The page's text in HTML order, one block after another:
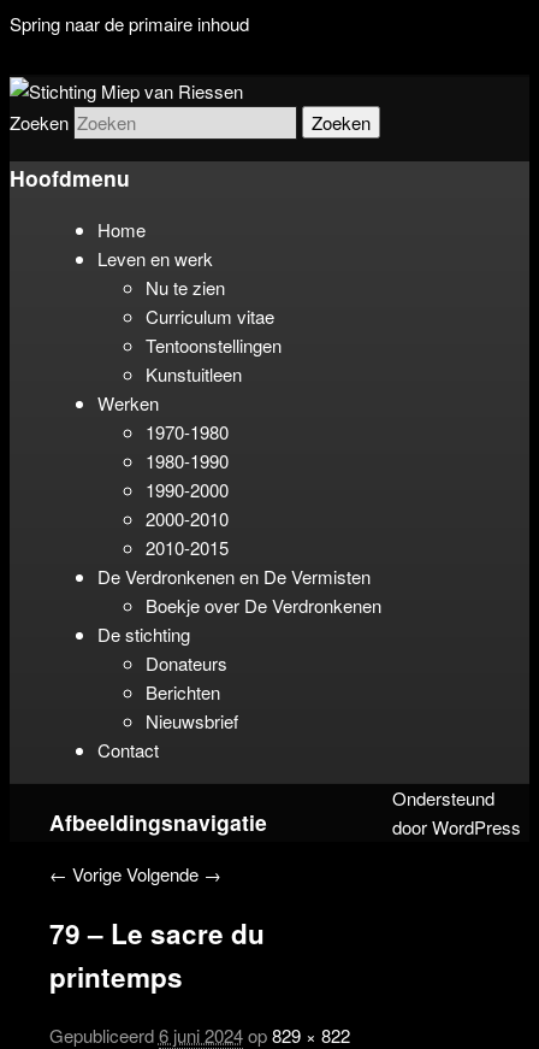
Spring naar de primaire inhoud
Stichting Miep van Riessen
De stichting beheert het werk van
beeldend kunstenaar Miep van
Zoeken
Hoofdmenu
Home
Leven en werk
Nu te zien
Curriculum vitae
Tentoonstellingen
Kunstuitleen
Werken
1970-1980
1980-1990
1990-2000
2000-2010
2010-2015
De Verdronkenen en De Vermisten
Boekje over De Verdronkenen
De stichting
Donateurs
Berichten
Nieuwsbrief
Contact
Afbeeldingsnavigatie
← VorigeVolgende →
79 – Le sacre du
printemps
Gepubliceerd6 juni 2024op829 × 822
Ondersteund
door WordPress